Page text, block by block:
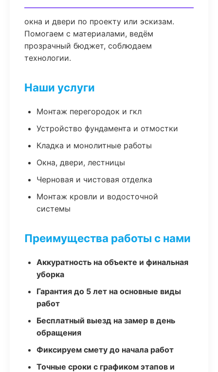
окна и двери по проекту или эскизам.
Помогаем с материалами, ведём
прозрачный бюджет, соблюдаем
технологии.
Наши услуги
Монтаж перегородок и гкл
Устройство фундамента и отмостки
Кладка и монолитные работы
Окна, двери, лестницы
Черновая и чистовая отделка
Монтаж кровли и водосточной
системы
Преимущества работы с нами
Аккуратность на объекте и финальная
уборка
Гарантия до 5 лет на основные виды
работ
Бесплатный выезд на замер в день
обращения
Фиксируем смету до начала работ
Точные сроки с графиком этапов и